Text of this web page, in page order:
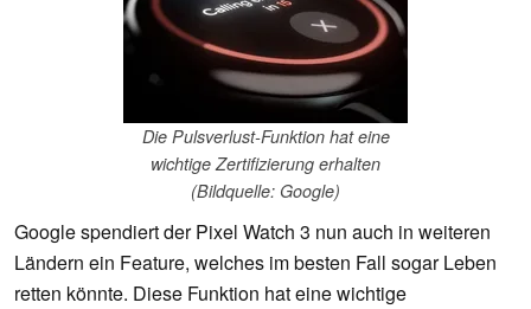
Die Pulsverlust-Funktion hat eine
wichtige Zertifizierung erhalten
(Bildquelle: Google)
Google spendiert der Pixel Watch 3 nun auch in weiteren
Ländern ein Feature, welches im besten Fall sogar Leben
retten könnte. Diese Funktion hat eine wichtige